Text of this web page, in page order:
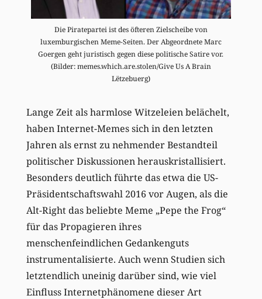
Die Piratepartei ist des öfteren Zielscheibe von
luxemburgischen Meme-Seiten. Der Abgeordnete Marc
Goergen geht juristisch gegen diese politische Satire vor.
(Bilder: memes.which.are.stolen/Give Us A Brain
Lëtzebuerg)
Lange Zeit als harmlose Witzeleien belächelt,
haben Internet-Memes sich in den letzten
Jahren als ernst zu nehmender Bestandteil
politischer Diskussionen herauskristallisiert.
Besonders deutlich führte das etwa die US-
Präsidentschaftswahl 2016 vor Augen, als die
Alt-Right das beliebte Meme „Pepe the Frog“
für das Propagieren ihres
menschenfeindlichen Gedankenguts
instrumentalisierte. Auch wenn Studien sich
letztendlich uneinig darüber sind, wie viel
Einfluss Internetphänomene dieser Art